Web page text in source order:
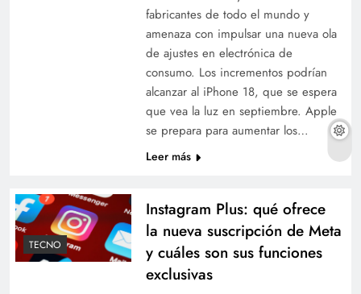
fabricantes de todo el mundo y
amenaza con impulsar una nueva ola
de ajustes en electrónica de
consumo. Los incrementos podrían
alcanzar al iPhone 18, que se espera
que vea la luz en septiembre. Apple
se prepara para aumentar los…
Leer más
TECNO
Instagram Plus: qué ofrece
la nueva suscripción de Meta
y cuáles son sus funciones
exclusivas